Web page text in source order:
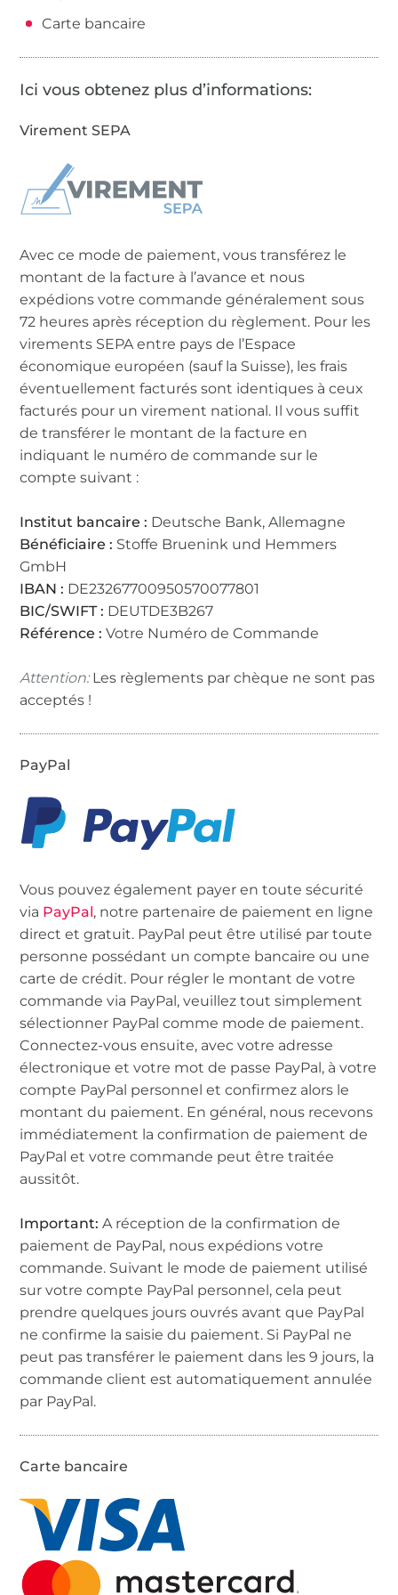
Carte bancaire
Ici vous obtenez plus d’informations:
Virement SEPA
Avec ce mode de paiement, vous transférez le
montant de la facture à l’avance et nous
expédions votre commande généralement sous
72 heures après réception du règlement. Pour les
virements SEPA entre pays de l’Espace
économique européen (sauf la Suisse), les frais
éventuellement facturés sont identiques à ceux
facturés pour un virement national. Il vous suffit
de transférer le montant de la facture en
indiquant le numéro de commande sur le
compte suivant :
Institut bancaire : Deutsche Bank, Allemagne
Bénéficiaire : Stoffe Bruenink und Hemmers
GmbH
IBAN : DE23267700950570077801
BIC/SWIFT : DEUTDE3B267
Référence : Votre Numéro de Commande
Attention:Les règlements par chèque ne sont pas
acceptés !
PayPal
Vous pouvez également payer en toute sécurité
via PayPal, notre partenaire de paiement en ligne
direct et gratuit. PayPal peut être utilisé par toute
personne possédant un compte bancaire ou une
carte de crédit. Pour régler le montant de votre
commande via PayPal, veuillez tout simplement
sélectionner PayPal comme mode de paiement.
Connectez-vous ensuite, avec votre adresse
électronique et votre mot de passe PayPal, à votre
compte PayPal personnel et confirmez alors le
montant du paiement. En général, nous recevons
immédiatement la confirmation de paiement de
PayPal et votre commande peut être traitée
aussitôt.
Important: A réception de la confirmation de
paiement de PayPal, nous expédions votre
commande. Suivant le mode de paiement utilisé
sur votre compte PayPal personnel, cela peut
prendre quelques jours ouvrés avant que PayPal
ne confirme la saisie du paiement. Si PayPal ne
peut pas transférer le paiement dans les 9 jours, la
commande client est automatiquement annulée
par PayPal.
Carte bancaire